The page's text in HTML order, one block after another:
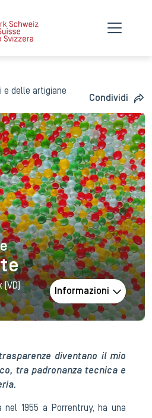
e delle artigiane
Condividi
(VD)
Informazioni
diventano il mio
tra padronanza tecnica e
nel 1955 a Porrentruy, ha una